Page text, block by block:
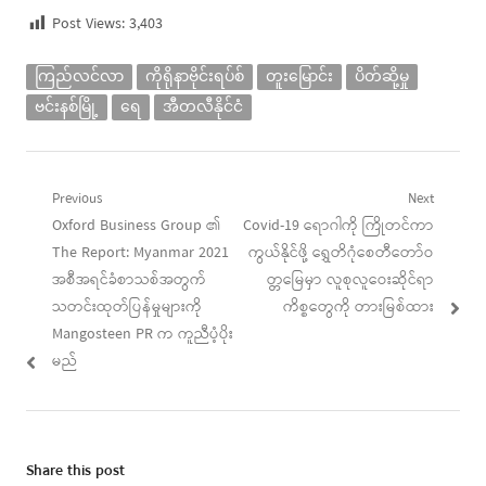
Post Views:3,403
ကြည်လင်လာ ကိုရိုနာဗိုင်းရပ်စ် တူးမြောင်း
ပိတ်ဆို့မှု
ဗင်းနစ်မြို့
ရေ အီတလီနိုင်ငံ
Post
navigation
Previous
Previous
post:
Oxford Business Group ၏
The Report: Myanmar 2021
အစီအရင်ခံစာသစ်အတွက်
သတင်းထုတ်ပြန်မှုများကို
Mangosteen PR က ကူညီပံ့ပိုး
မည်
Next
Next
post:
Covid-19 ရောဂါကို ကြိုတင်ကာ
ကွယ်နိုင်ဖို့ ရွှေတိဂုံစေတီတော်ဝ
တ္တမြေမှာ လူစုလူဝေးဆိုင်ရာ
ကိစ္စတွေကို တားမြစ်ထား
Share this post